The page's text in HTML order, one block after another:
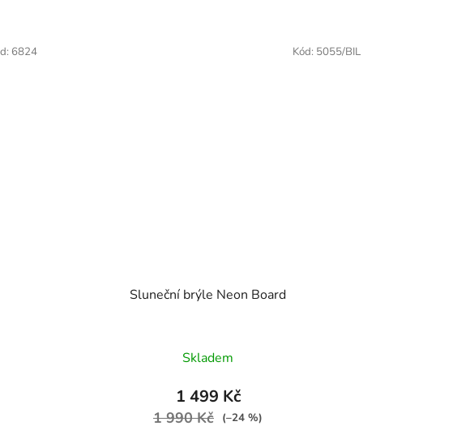
6824
Sluneční brýle Neon Board
Skladem
1 499 Kč
1 990 Kč (–24 %)
Kód: 5055/BIL